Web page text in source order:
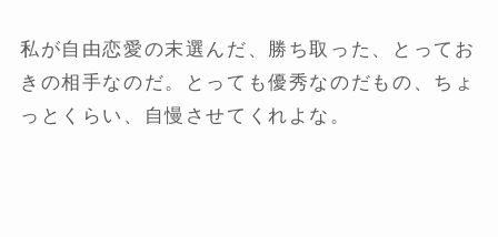
私が自由恋愛の末選んだ、勝ち取った、とってお
きの相手なのだ。とっても優秀なのだもの、ちょ
っとくらい、自慢させてくれよな。